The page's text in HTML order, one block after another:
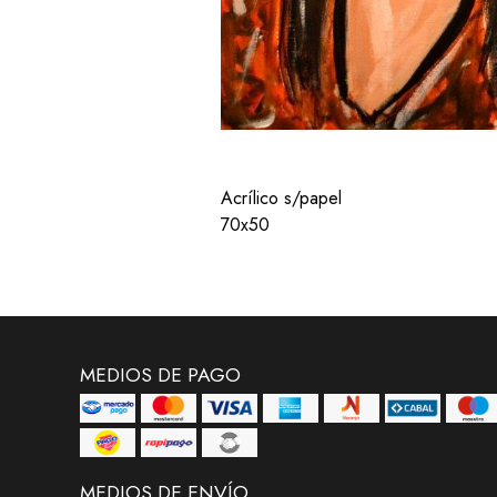
Acrílico s/papel
70x50
MEDIOS DE PAGO